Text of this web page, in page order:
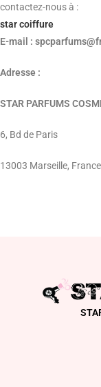
contactez-nous à :
star coiffure
E-mail :
Adresse :
STAR PARFUMS
6, Bd de Paris
13003 Marseille, France